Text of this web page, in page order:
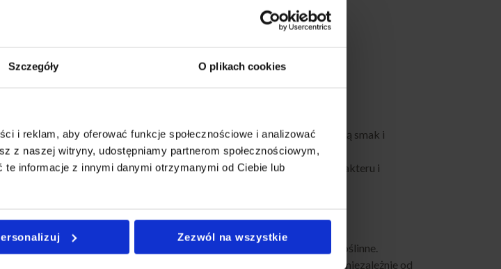
Szczegóły O plikach cookies
i reklam, aby oferować funkcje społecznościowe i analizować
z naszej witryny, udostępniamy partnerom społecznościowym,
informacje z innymi danymi otrzymanymi od Ciebie lub
Zezwól na wszystkie
kuchni bliskowschodniej, chrupiący i pełen przypraw
wege – lekkie, azjatyckie ruloniki pełne warzyw
I SMAKOWANIA
bogactwo przekąsek, ale i ażcztery pyszne sosy , które wzbogacają smak i
połączenia:
serowy oraz czosnkowy. Każdy z nich nadaje potrawom unikalnego charakteru i
I WEGETARIAN
wybór zarówno dla fanów mięsa, jak i osób preferujących dania roślinne.
mix przekąsek, który idealnie sprawdzi się na wspólnym stole, niezależnie od